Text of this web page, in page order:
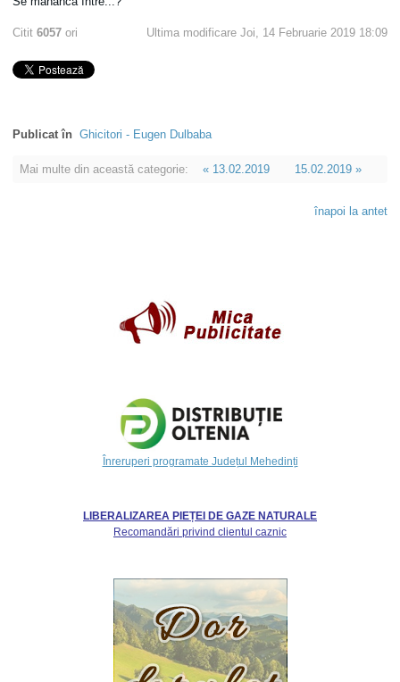
Citit6057 ori Ultima modificare Joi, 14 Februarie 2019 18:09
Publicat în Ghicitori - Eugen Dulbaba
Mai multe din această categorie: « 13.02.2019 15.02.2019 »
înapoi la antet
Înreruperi programate Județul Mehedinți
LIBERALIZAREA PIEȚEI DE GAZE NATURALE
Recomandări privind clientul caznic